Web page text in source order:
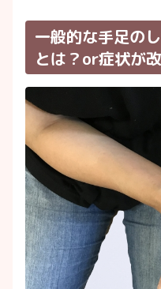
一般的な手足の
とは？or症状が